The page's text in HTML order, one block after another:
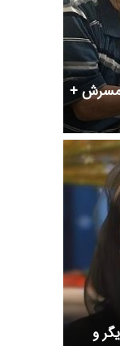
همسرش +
و